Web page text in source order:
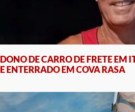
DONO DE CARRO DE FRETE EM
E ENTERRADO EM COVA RASA